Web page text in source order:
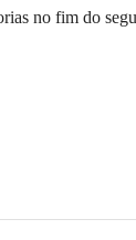
no fim do